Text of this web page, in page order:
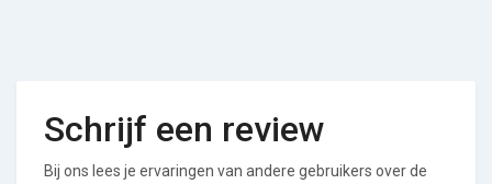
Schrijf een review
Bij ons lees je ervaringen van andere gebruikers over de